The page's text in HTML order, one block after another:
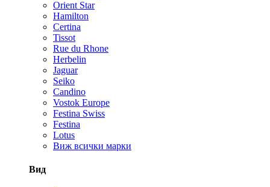
Orient Star
Hamilton
Certina
Tissot
Rue du Rhone
Herbelin
Jaguar
Seiko
Candino
Vostok Europe
Festina Swiss
Festina
Lotus
Виж всички марки
Вид